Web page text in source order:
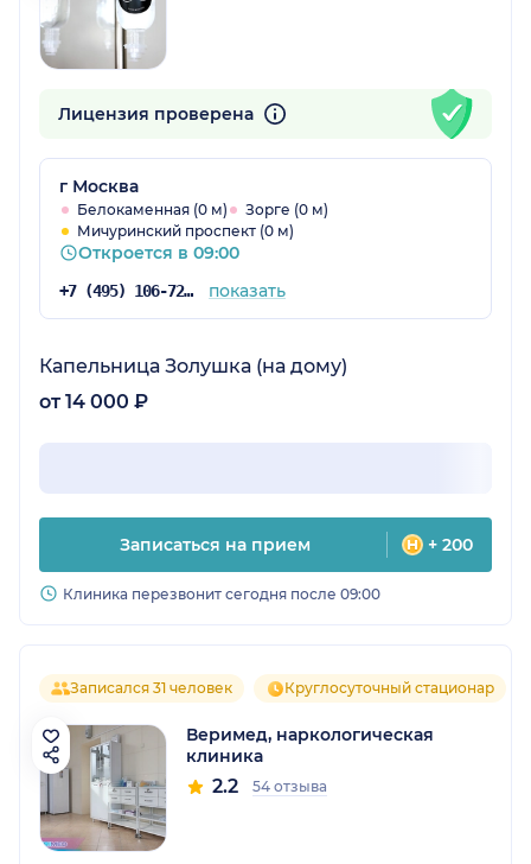
Лицензия проверена
г Москва
Белокаменная (0 м)
Зорге (0 м)
Мичуринский проспект (0 м)
Откроется в 09:00
+7 (495) 106-72-57 показать
Капельница Золушка (на дому)
от 14 000 ₽
Записаться на прием + 200
Клиника перезвонит сегодня после 09:00
Записался 31 человек Круглосуточный стационар
Веримед, наркологическая
клиника
2.2 54 отзыва